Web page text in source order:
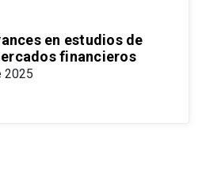
en estudios de
financieros
2025